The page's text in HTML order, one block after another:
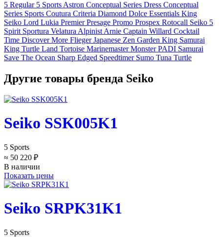
5 Regular 5 Sports Astron Conceptual Series Dress Conceptual
Series Sports Coutura Criteria Diamond Dolce Essentials King
Seiko Lord Lukia PremierPresage Promo Prospex Rotocall Seiko 5
Spirit Sportura Velatura Alpinist Arnie Captain Willard Cocktail
Time Discover More FliegerJapanese Zen Garden King Samurai
King Turtle Land Tortoise MarinemasterMonsterPADI Samurai
Save The Ocean Sharp Edged Speedtimer Sumo Tuna Turtle
Другие товары бренда Seiko
Seiko SSK005K1
5 Sports
≈ 50 220 ₽
В наличии
Показать цены
Seiko SRPK31K1
5 Sports